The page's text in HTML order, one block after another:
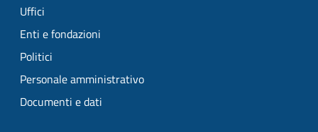
Uffici
Enti e fondazioni
Politici
Personale amministrativo
Documenti e dati